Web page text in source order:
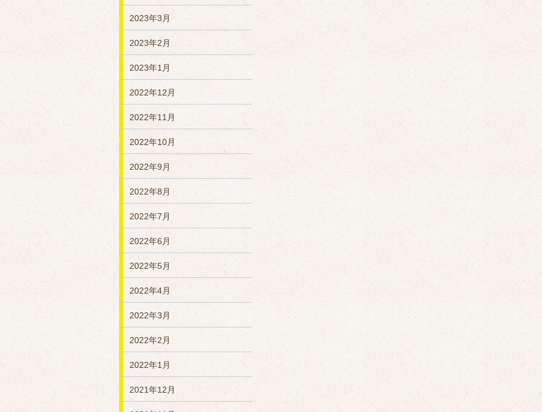
2023年3月
2023年2月
2023年1月
2022年12月
2022年11月
2022年10月
2022年9月
2022年8月
2022年7月
2022年6月
2022年5月
2022年4月
2022年3月
2022年2月
2022年1月
2021年12月